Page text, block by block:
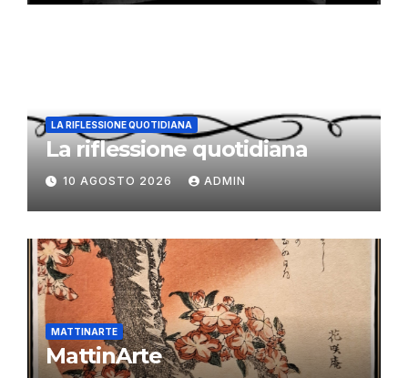
LA RIFLESSIONE QUOTIDIANA
La riflessione quotidiana
10 AGOSTO 2026 ADMIN
MATTINARTE
MattinArte